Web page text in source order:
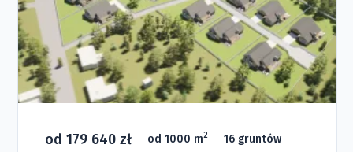
od 179 640 zł od 1000 m2 16 gruntów